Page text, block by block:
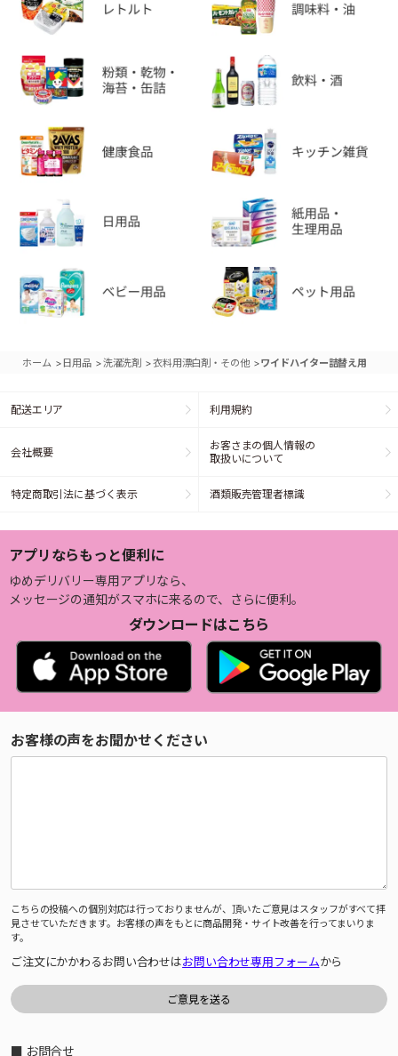
ホーム > 日用品 >洗濯洗剤 >衣料用漂白剤・その他 >ワイドハイター詰替え用
配送エリア 利用規約
会社概要
お客さまの個人情報の
取扱いについて
特定商取引法に基づく表示 酒類販売管理者標識
アプリならもっと便利に
ゆめデリバリー専用アプリなら、
メッセージの通知がスマホに来るので、さらに便利。
ダウンロードはこちら
お客様の声をお聞かせください
こちらの投稿への個別対応は行っておりませんが、頂いたご意見はスタッフがすべて拝
見させていただきます。お客様の声をもとに商品開発・サイト改善を行ってまいりま
す。
ご注文にかかわるお問い合わせはお問い合わせ専用フォームから
■ お問合せ